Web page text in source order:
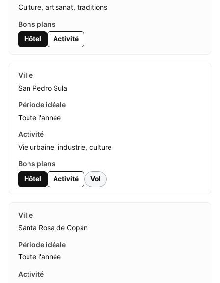
Culture, artisanat, traditions
Hôtel Activité
San Pedro Sula
Toute l'année
Vie urbaine, industrie, culture
Hôtel Activité Vol
Santa Rosa de Copán
Toute l'année